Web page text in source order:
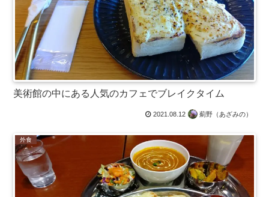
美術館の中にある人気のカフェでブレイクタイム
2021.08.12 薊野（あざみの）
外食